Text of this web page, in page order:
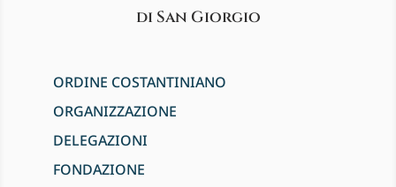
di San Giorgio
ORDINE COSTANTINIANO
ORGANIZZAZIONE
DELEGAZIONI
FONDAZIONE